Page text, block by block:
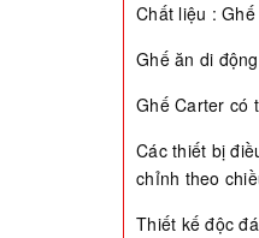
Chất liệu :
Ghế ăn di
Ghế Carter có
Các thiết bị
chỉnh theo
Thiết kế độc